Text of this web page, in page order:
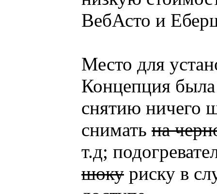
ВебАсто и
Место для
Концепция была
снятию ничего
снимать на
т.д;
шоку риску в